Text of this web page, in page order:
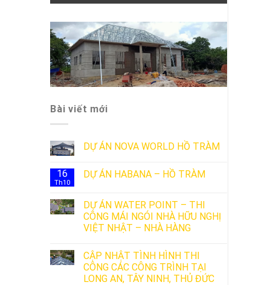
Bài viết mới
DỰ ÁN NOVA WORLD HỒ TRÀM
16
Th10
DỰ ÁN HABANA – HỒ TRÀM
DỰ ÁN WATER POINT – THI
CÔNG MÁI NGÓI NHÀ HỮU NGHỊ
VIỆT NHẬT – NHÀ HÀNG
CẬP NHẬT TÌNH HÌNH THI
CÔNG CÁC CÔNG TRÌNH TẠI
LONG AN, TÂY NINH, THỦ ĐỨC